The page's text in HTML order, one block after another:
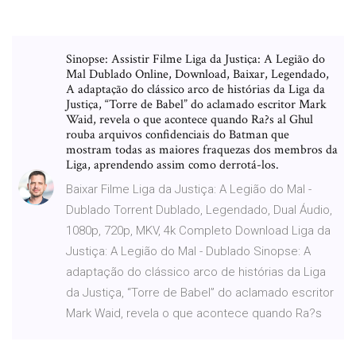
Sinopse: Assistir Filme Liga da Justiça: A Legião do
Mal Dublado Online, Download, Baixar, Legendado,
A adaptação do clássico arco de histórias da Liga da
Justiça, “Torre de Babel” do aclamado escritor Mark
Waid, revela o que acontece quando Ra?s al Ghul
rouba arquivos confidenciais do Batman que
mostram todas as maiores fraquezas dos membros da
Liga, aprendendo assim como derrotá-los.
Baixar Filme Liga da Justiça: A Legião do Mal -
Dublado Torrent Dublado, Legendado, Dual Áudio,
1080p, 720p, MKV, 4k Completo Download Liga da
Justiça: A Legião do Mal - Dublado Sinopse: A
adaptação do clássico arco de histórias da Liga
da Justiça, “Torre de Babel” do aclamado escritor
Mark Waid, revela o que acontece quando Ra?s